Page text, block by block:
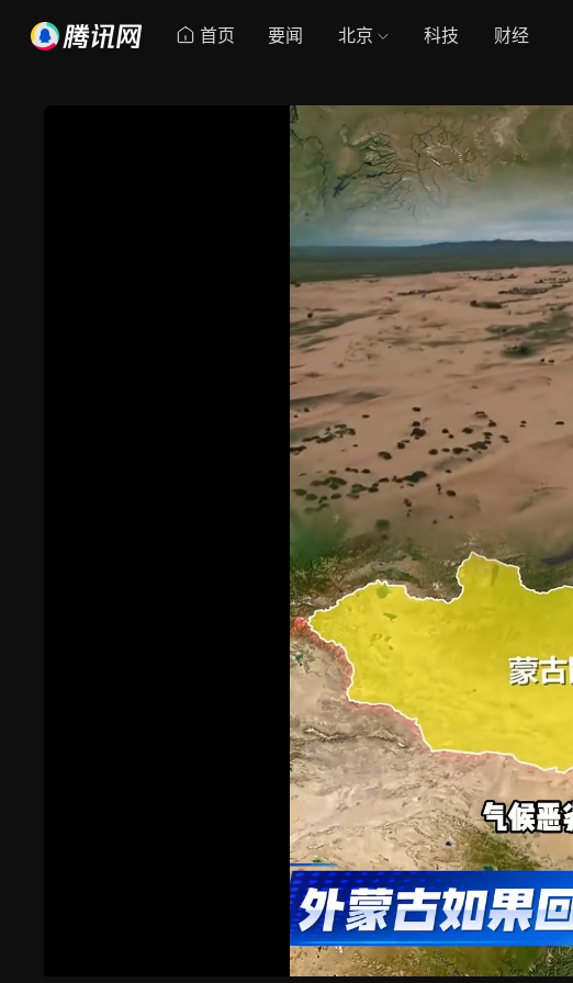
首页 要闻 北京 科技 财经